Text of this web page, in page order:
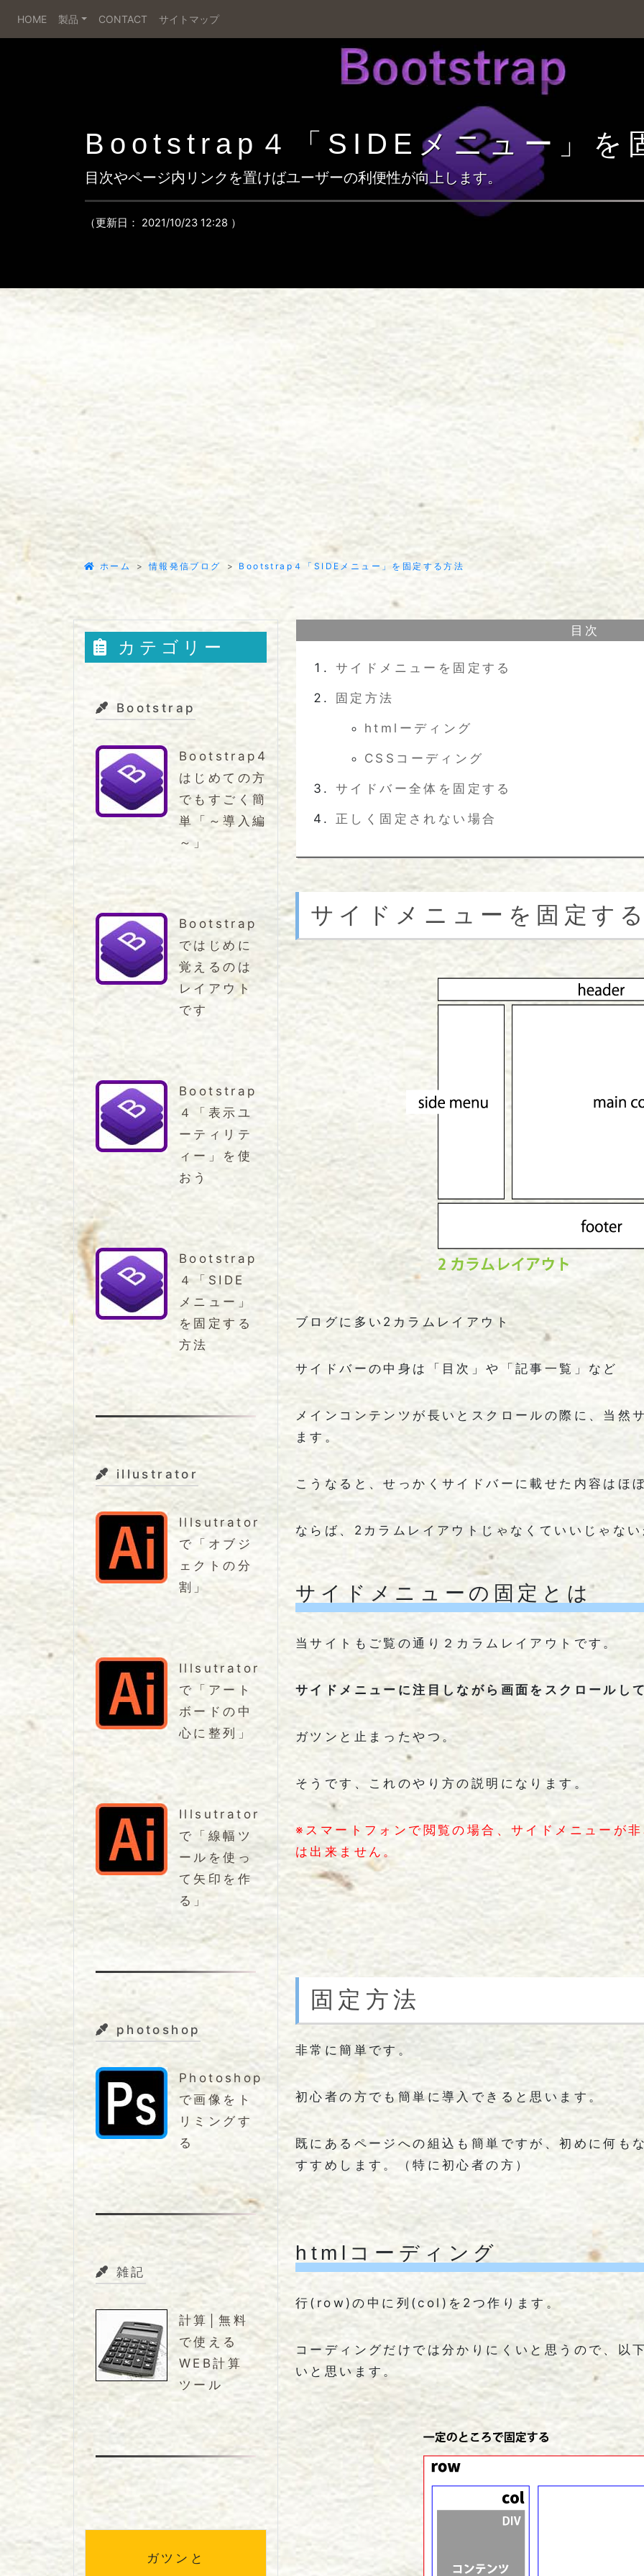
HOME 製品 CONTACT サイトマップ
Bootstrap４「SIDEメニュー」を
目次やページ内リンクを置けばユーザーの利便性が向上します。
（更新日： 2021/10/23 12:28 ）
ホーム 情報発信ブログ Bootstrap４「SIDEメニュー」を固定する方法
カテゴリー
Bootstrap
Bootstrap4
はじめての方
でもすごく簡
単「～導入編
～」
Bootstrap
ではじめに
覚えるのは
レイアウト
です
Bootstrap
４「表示ユ
ーティリテ
ィー」を使
おう
Bootstrap
４「SIDE
メニュー」
を固定する
方法
illustrator
Illsutrator
で「オブジ
ェクトの分
割」
Illsutrator
で「アート
ボードの中
心に整列」
Illsutrator
で「線幅ツ
ールを使っ
て矢印を作
る」
photoshop
Photoshop
で画像をト
リミングす
る
雑記
計算│無料
で使える
WEB計算
ツール
ガツンと
目次
サイドメニューを固定する
固定方法
htmlーディング
CSSコーディング
サイドバー全体を固定する
正しく固定されない場合
サイドメニューを固定す
ブログに多い2カラムレイアウト
サイドバーの中身は「目次」や「記事一覧」など
メインコンテンツが長いとスクロールの際に、当然
ます。
こうなると、せっかくサイドバーに載せた内容はほ
ならば、2カラムレイアウトじゃなくていいじゃな
サイドメニューの固定とは
当サイトもご覧の通り２カラムレイアウトです。
サイドメニューに注目しながら画面をスクロールし
ガツンと止まったやつ。
そうです、これのやり方の説明になります。
※スマートフォンで閲覧の場合、サイドメニューが
は出来ません。
固定方法
非常に簡単です。
初心者の方でも簡単に導入できると思います。
既にあるページへの組込も簡単ですが、初めに何も
すすめします。（特に初心者の方）
htmlコーディング
行(row)の中に列(col)を2つ作ります。
コーディングだけでは分かりにくいと思うので、以
いと思います。